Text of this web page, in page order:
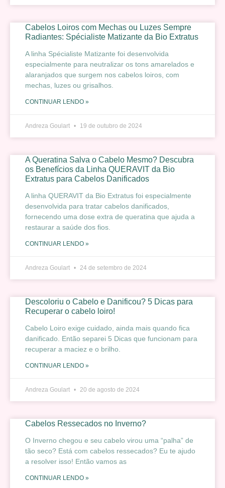
Cabelos Loiros com Mechas ou Luzes Sempre
Radiantes: Spécialiste Matizante da Bio Extratus
A linha Spécialiste Matizante foi desenvolvida
especialmente para neutralizar os tons amarelados e
alaranjados que surgem nos cabelos loiros, com
mechas, luzes ou grisalhos.
CONTINUAR LENDO »
Andreza Goulart 19 de outubro de 2024
A Queratina Salva o Cabelo Mesmo? Descubra
os Benefícios da Linha QUERAVIT da Bio
Extratus para Cabelos Danificados
A linha QUERAVIT da Bio Extratus foi especialmente
desenvolvida para tratar cabelos danificados,
fornecendo uma dose extra de queratina que ajuda a
restaurar a saúde dos fios.
CONTINUAR LENDO »
Andreza Goulart 24 de setembro de 2024
Descoloriu o Cabelo e Danificou? 5 Dicas para
Recuperar o cabelo loiro!
Cabelo Loiro exige cuidado, ainda mais quando fica
danificado. Então separei 5 Dicas que funcionam para
recuperar a maciez e o brilho.
CONTINUAR LENDO »
Andreza Goulart 20 de agosto de 2024
Cabelos Ressecados no Inverno?
O Inverno chegou e seu cabelo virou uma “palha” de
tão seco? Está com cabelos ressecados? Eu te ajudo
a resolver isso! Então vamos as
CONTINUAR LENDO »